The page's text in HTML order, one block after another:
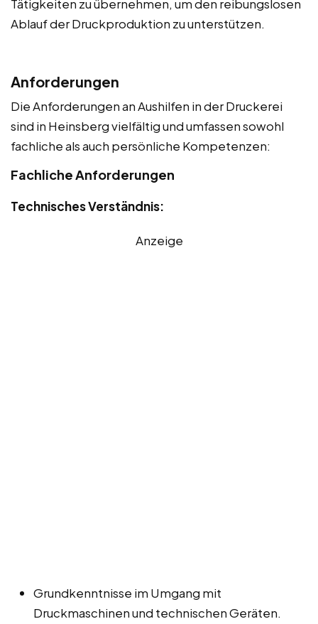
Tätigkeiten zu übernehmen, um den reibungslosen
Ablauf der Druckproduktion zu unterstützen.
Anforderungen
Die Anforderungen an Aushilfen in der Druckerei
sind in Heinsberg vielfältig und umfassen sowohl
fachliche als auch persönliche Kompetenzen:
Fachliche Anforderungen
Technisches Verständnis:
Anzeige
Grundkenntnisse im Umgang mit
Druckmaschinen und technischen Geräten.